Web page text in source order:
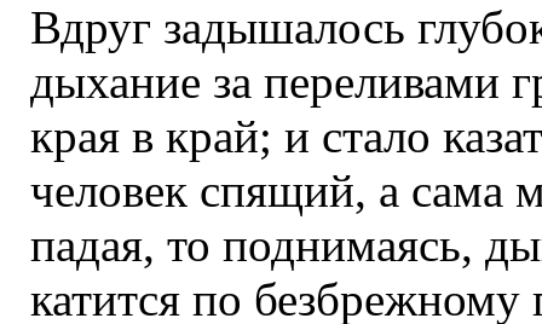
Вдруг задышалось
дыхание за переливами
края в край; и стало
человек спящий, а сама
падая, то поднимаясь,
катится по